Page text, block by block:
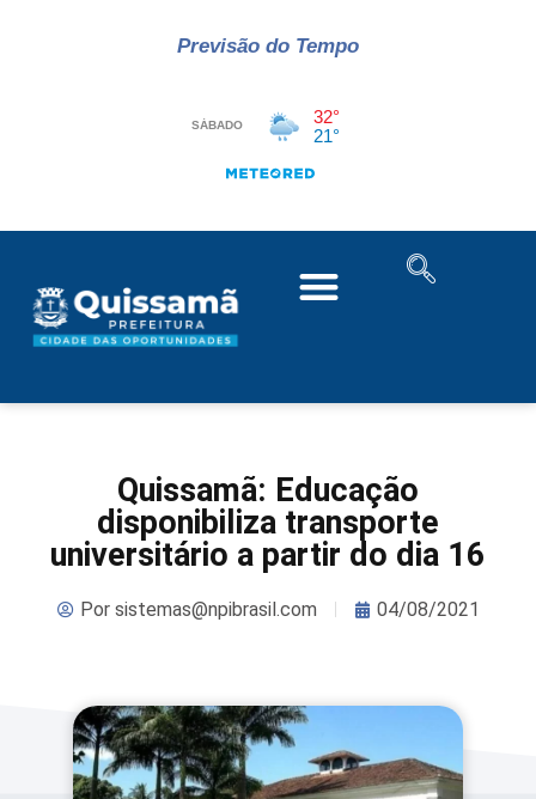
Previsão do Tempo
Quissamã: Educação
disponibiliza transporte
universitário a partir do dia 16
Porsistemas@npibrasil.com 04/08/2021